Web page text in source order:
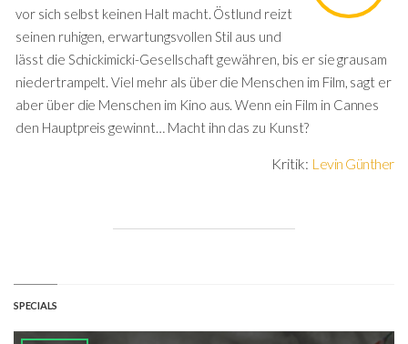
vor sich selbst keinen Halt macht. Östlund reizt
seinen ruhigen, erwartungsvollen Stil aus und
lässt die Schickimicki-Gesellschaft gewähren, bis er sie grausam
niedertrampelt. Viel mehr als über die Menschen im Film, sagt er
aber über die Menschen im Kino aus. Wenn ein Film in Cannes
den Hauptpreis gewinnt… Macht ihn das zu Kunst?
Kritik: Levin Günther
SPECIALS